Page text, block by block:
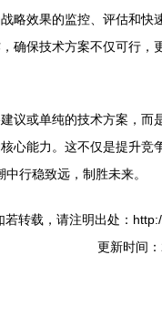
略效果的监控、评估和快
确保技术方案不仅可行，
议或单纯的技术方案，
心能力。这不仅是提升
行稳致远，制胜未来。
若转载，请注明出处：
更新时间